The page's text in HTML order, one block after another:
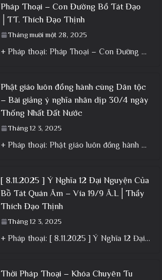
Pháp Thoại – Con Đường Bồ Tát Đạo
│TT. Thích Đạo Thịnh
Tháng mười một 28, 2025
+ Pháp thoại: Pháp Thoại – Con Đường Bồ Tát Đạo │TT. Thích Đạo Thịnh + Album: Pháp Thoại +
Phật giáo luôn đồng hành cùng Dân tộc
– Bài giảng ý nghĩa nhân dịp 30/4 ngày
Thống Nhất Đất Nước
Tháng 12 3, 2025
+ Pháp thoại: Phật giáo luôn đồng hành cùng Dân tộc – Bài giảng ý nghĩa nhân dịp 30/4 ngày
[ 8.11.2025 ] Ý Nghĩa 12 Đại Nguyện Của
Bồ Tát Quán Âm – Vía 19/9 Â.L│Thầy
Thích Đạo Thịnh
Tháng 12 3, 2025
+ Pháp thoại: [ 8.11.2025 ] Ý Nghĩa 12 Đại Nguyện Của Bồ Tát Quán Âm – Vía 19/9 Â.L│Thầy
Thời Pháp Thoại – Khóa Chuyên Tu